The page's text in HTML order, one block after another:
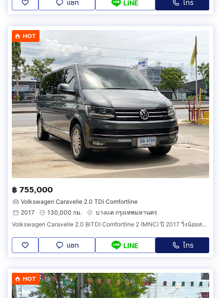
แชท LINE โทร
HOT
฿ 755,000
Volkswagen Caravelle 2.0 TDi Comfortline
2017
130,000 กม.
บางแค กรุงเทพมหานคร
Volkswagen Caravelle 2.0 BiTDI Comfortline 2 (MNC) ปี 2017 วิ่งน้อยสภาพสวยหายาก ราคาถูก
แชท LINE โทร
HOT